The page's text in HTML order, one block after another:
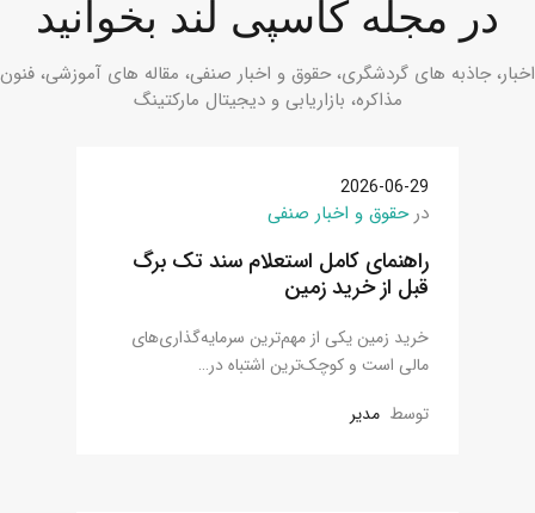
در مجله کاسپی لند بخوانید
اخبار، جاذبه های گردشگری، حقوق و اخبار صنفی، مقاله های آموزشی، فنون
مذاکره، بازاریابی و دیجیتال مارکتینگ
2026-06-29
درحقوق و اخبار صنفی
راهنمای کامل استعلام سند تک برگ
قبل از خرید زمین
خرید زمین یکی از مهم‌ترین سرمایه‌گذاری‌های
مالی است و کوچک‌ترین اشتباه در…
توسط مدیر